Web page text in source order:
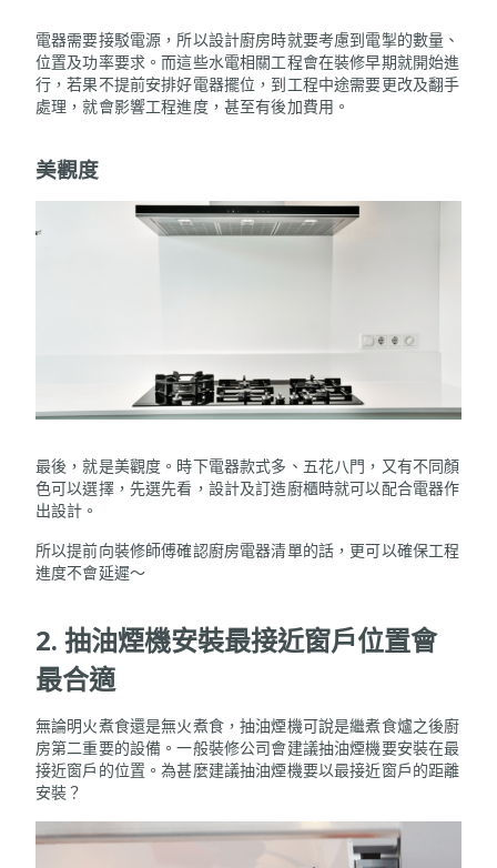
電器需要接駁電源，所以設計廚房時就要考慮到電掣的數量、
位置及功率要求。而這些水電相關工程會在裝修早期就開始進
行，若果不提前安排好電器擺位，到工程中途需要更改及翻手
處理，就會影響工程進度，甚至有後加費用。
美觀度
最後，就是美觀度。時下電器款式多、五花八門，又有不同顏
色可以選擇，先選先看，設計及訂造廚櫃時就可以配合電器作
出設計。
所以提前向裝修師傅確認廚房電器清單的話，更可以確保工程
進度不會延遲～
2. 抽油煙機安裝最接近窗戶位置會
最合適
無論明火煮食還是無火煮食，抽油煙機可說是繼煮食爐之後廚
房第二重要的設備。一般裝修公司會建議抽油煙機要安裝在最
接近窗戶的位置。為甚麼建議抽油煙機要以最接近窗戶的距離
安裝？